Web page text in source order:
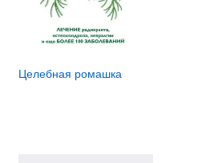
Целебная ромашка